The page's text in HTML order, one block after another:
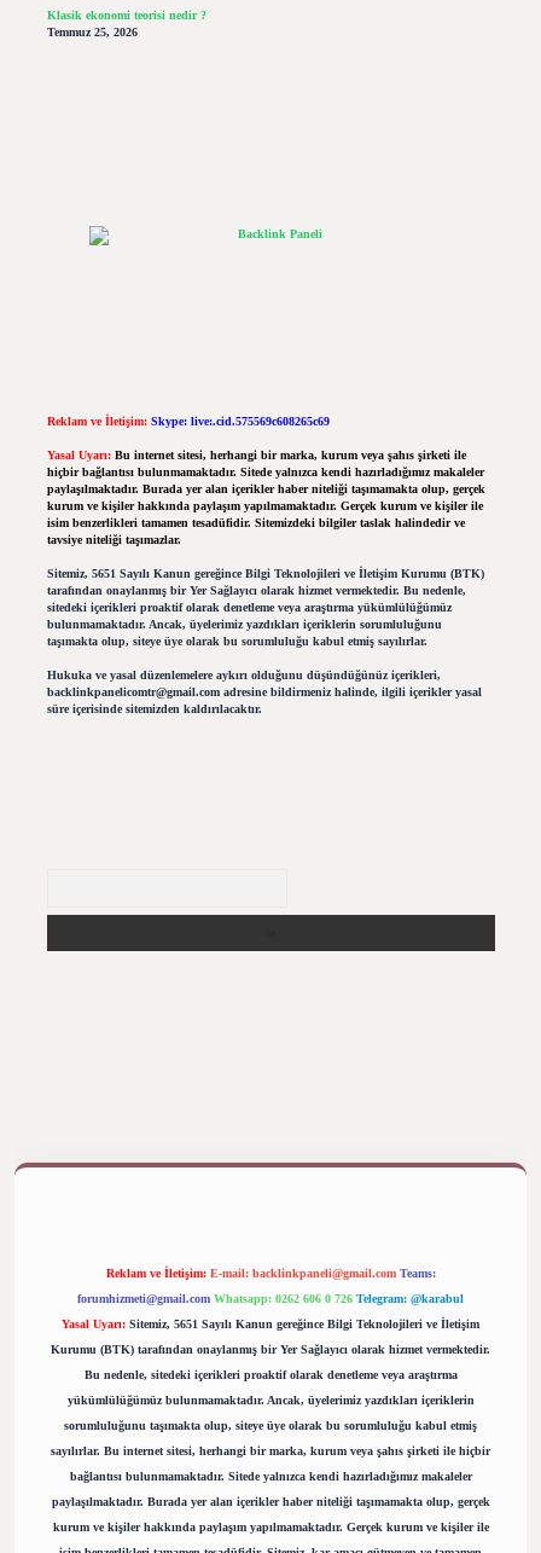
Klasik ekonomi teorisi nedir ?
Temmuz 25, 2026
Reklam ve İletişim: Skype: live:.cid.575569c608265c69
Yasal Uyarı: Bu internet sitesi, herhangi bir marka, kurum veya şahıs şirketi ile
hiçbir bağlantısı bulunmamaktadır. Sitede yalnızca kendi hazırladığımız makaleler
paylaşılmaktadır. Burada yer alan içerikler haber niteliği taşımamakta olup, gerçek
kurum ve kişiler hakkında paylaşım yapılmamaktadır. Gerçek kurum ve kişiler ile
isim benzerlikleri tamamen tesadüfidir. Sitemizdeki bilgiler taslak halindedir ve
tavsiye niteliği taşımazlar.
Sitemiz, 5651 Sayılı Kanun gereğince Bilgi Teknolojileri ve İletişim Kurumu (BTK)
tarafından onaylanmış bir Yer Sağlayıcı olarak hizmet vermektedir. Bu nedenle,
sitedeki içerikleri proaktif olarak denetleme veya araştırma yükümlülüğümüz
bulunmamaktadır. Ancak, üyelerimiz yazdıkları içeriklerin sorumluluğunu
taşımakta olup, siteye üye olarak bu sorumluluğu kabul etmiş sayılırlar.
Hukuka ve yasal düzenlemelere aykırı olduğunu düşündüğünüz içerikleri,
backlinkpanelicomtr@gmail.comadresine bildirmeniz halinde, ilgili içerikler yasal
süre içerisinde sitemizden kaldırılacaktır.
Reklam ve İletişim: E-mail: backlinkpaneli@gmail.com Teams:
forumhizmeti@gmail.com Whatsapp: 0262 606 0 726 Telegram: @karabul
Yasal Uyarı: Sitemiz, 5651 Sayılı Kanun gereğince Bilgi Teknolojileri ve İletişim
Kurumu (BTK) tarafından onaylanmış bir Yer Sağlayıcı olarak hizmet vermektedir.
Bu nedenle, sitedeki içerikleri proaktif olarak denetleme veya araştırma
yükümlülüğümüz bulunmamaktadır. Ancak, üyelerimiz yazdıkları içeriklerin
sorumluluğunu taşımakta olup, siteye üye olarak bu sorumluluğu kabul etmiş
sayılırlar. Bu internet sitesi, herhangi bir marka, kurum veya şahıs şirketi ile hiçbir
bağlantısı bulunmamaktadır. Sitede yalnızca kendi hazırladığımız makaleler
paylaşılmaktadır. Burada yer alan içerikler haber niteliği taşımamakta olup, gerçek
kurum ve kişiler hakkında paylaşım yapılmamaktadır. Gerçek kurum ve kişiler ile